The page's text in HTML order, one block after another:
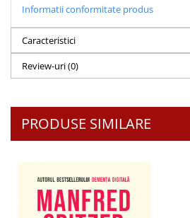
Informatii conformitate produs
Caracteristici
Review-uri(0)
PRODUSE SIMILARE